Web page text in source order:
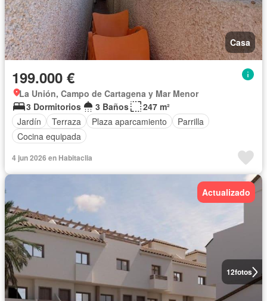
Casa
199.000 €
La Unión, Campo de Cartagena y Mar Menor
3 Dormitorios
3 Baños
247 m²
Jardín
Terraza Plaza aparcamiento
Parrilla
Cocina equipada
4 jun 2026 en Habitaclia
12fotos
Actualizado